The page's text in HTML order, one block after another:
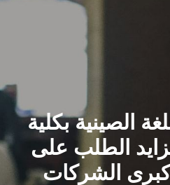
القطاعـات
الشئون الأكاديمية
البحث العلمي
الصينية بكلية
الطلب على
الشركات